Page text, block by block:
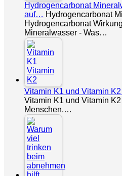
Hydrogencarbonat
auf… Hydrogencarbonat
Hydrogencarbonat
Mineralwasser - Was…
Vitamin K1 und Vitamin
Vitamin K1 und Vitamin
Menschen.…